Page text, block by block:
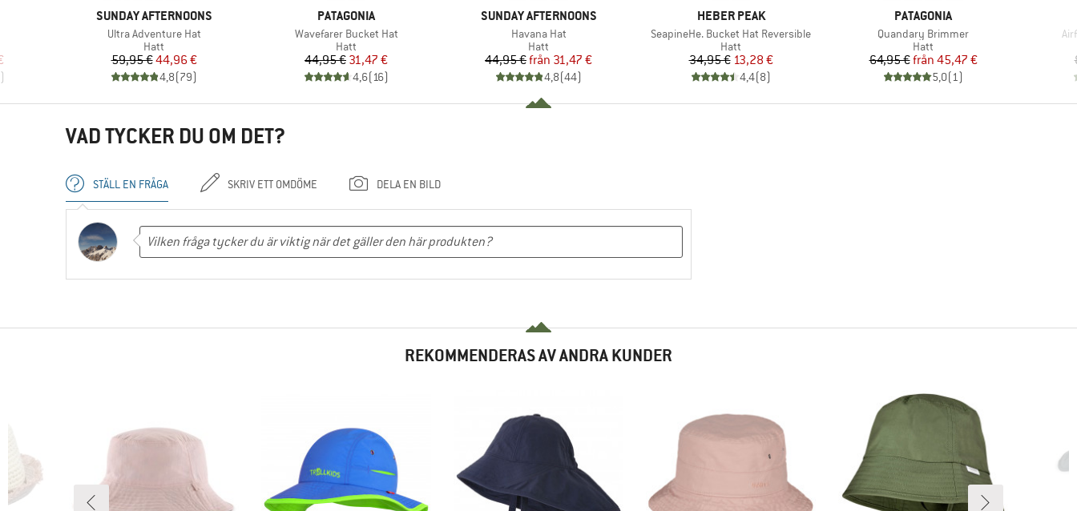
pris
)
VARUMÄRKE
SUNDAY AFTERNOONS
Produkter
Ultra Adventure Hat
Produktgrupp
Hatt
Pris
59,95 €Reducerat pris
44,96 €
4,8(79)
VARUMÄRKE
PATAGONIA
Produkter
Wavefarer Bucket Hat
Produktgrupp
Hatt
Pris
44,95 €Reducerat pris
31,47 €
4,6(16)
VARUMÄRKE
SUNDAY AFTERNOONS
Produkter
Havana Hat
Produktgrupp
Hatt
Pris
44,95 € Reducerat pris
från 31,47 €
4,8(44)
VARUMÄRKE
HEBER PEAK
Produkter
SeapineHe. Bucket Hat Reversible
Produktgrupp
Hatt
Pris
34,95 €Reducerat pris
13,28 €
4,4(8)
VARUMÄRKE
PATAGONIA
Produkter
Quandary Brimmer
Produktgrupp
Hatt
Pris
64,95 € Reducerat pris
från 45,47 €
5,0(1)
VAD TYCKER DU OM DET?
STÄLL EN FRÅGA SKRIV ETT OMDÖME DELA EN BILD
REKOMMENDERAS AV ANDRA KUNDER